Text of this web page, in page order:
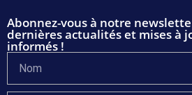
Abonnez-vous à notre
dernières actualités et mises à
informés !